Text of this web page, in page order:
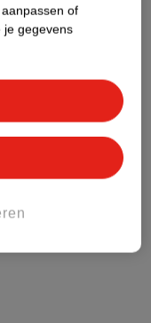
geen Nature
of
je gegevens